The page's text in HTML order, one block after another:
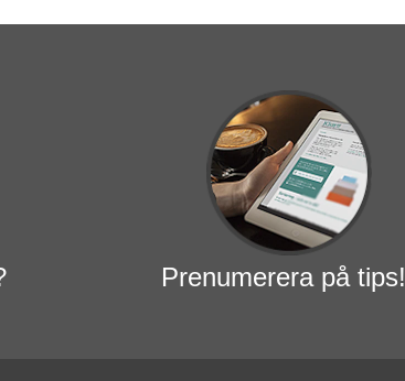
Prenumerera på tips!